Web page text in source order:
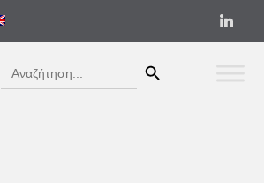
Search
for: